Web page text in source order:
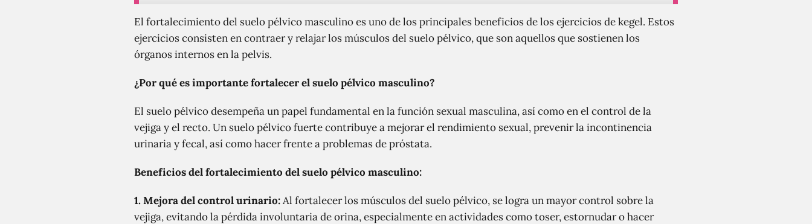
El fortalecimiento del suelo pélvico masculino es uno de los principales beneficios de los ejercicios de kegel. Estos
ejercicios consisten en contraer y relajar los músculos del suelo pélvico, que son aquellos que sostienen los
órganos internos en la pelvis.
¿Por qué es importante fortalecer el suelo pélvico masculino?
El suelo pélvico desempeña un papel fundamental en la función sexual masculina, así como en el control de la
vejiga y el recto. Un suelo pélvico fuerte contribuye a mejorar el rendimiento sexual, prevenir la incontinencia
urinaria y fecal, así como hacer frente a problemas de próstata.
Beneficios del fortalecimiento del suelo pélvico masculino:
1. Mejora del control urinario:Al fortalecer los músculos del suelo pélvico, se logra un mayor control sobre la
vejiga, evitando la pérdida involuntaria de orina, especialmente en actividades como toser, estornudar o hacer